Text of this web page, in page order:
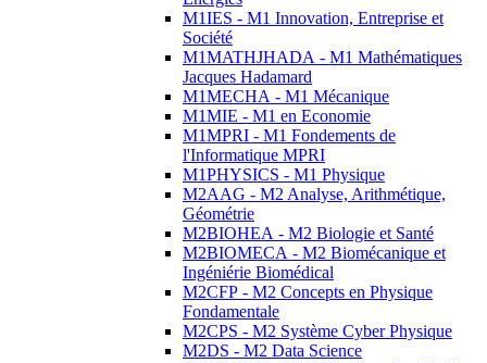
M1IES - M1 Innovation, Entreprise et
Société
M1MATHJHADA - M1 Mathématiques
Jacques Hadamard
M1MECHA - M1 Mécanique
M1MIE - M1 en Economie
M1MPRI - M1 Fondements de
l'Informatique MPRI
M1PHYSICS - M1 Physique
M2AAG - M2 Analyse, Arithmétique,
Géométrie
M2BIOHEA - M2 Biologie et Santé
M2BIOMECA - M2 Biomécanique et
Ingéniérie Biomédical
M2CFP - M2 Concepts en Physique
Fondamentale
M2CPS - M2 Système Cyber Physique
M2DS - M2 Data Science